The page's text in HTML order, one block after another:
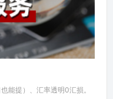
能提）、汇率透明0汇损。